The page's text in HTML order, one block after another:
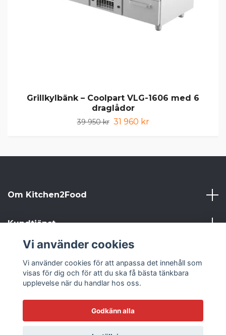
Grillkylbänk – Coolpart VLG-1606 med 6
draglådor
39 950 kr 31 960 kr
Om Kitchen2Food
Kundtjänst
Sociala medier
© 2026 Kitchen2Food
Vi använder cookies
Vi använder cookies för att anpassa det innehåll som
visas för dig och för att du ska få bästa tänkbara
upplevelse när du handlar hos oss.
Godkänn alla